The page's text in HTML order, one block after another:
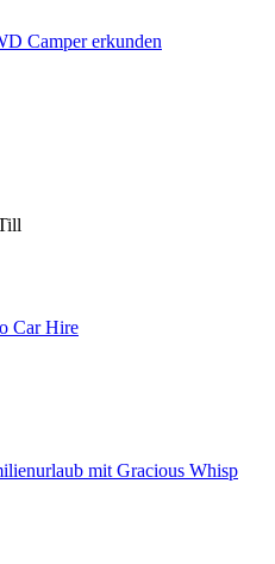
Camper erkunden
Car Hire
mit Gracious Whisp